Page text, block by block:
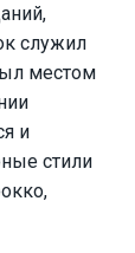
служил
местом
и
стили